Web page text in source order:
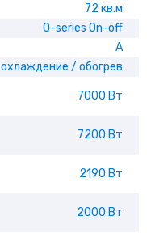
72 кв.м
Q-series On-off
A
охлаждение / обогрев
7000 Вт
7200 Вт
2190 Вт
2000 Вт